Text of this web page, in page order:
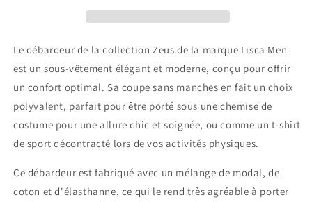
Le débardeur de la collection Zeus de la marque Lisca Men
est un sous-vêtement élégant et moderne, conçu pour offrir
un confort optimal. Sa coupe sans manches en fait un choix
polyvalent, parfait pour être porté sous une chemise de
costume pour une allure chic et soignée, ou comme un t-shirt
de sport décontracté lors de vos activités physiques.
Ce débardeur est fabriqué avec un mélange de modal, de
coton et d'élasthanne, ce qui le rend très agréable à porter